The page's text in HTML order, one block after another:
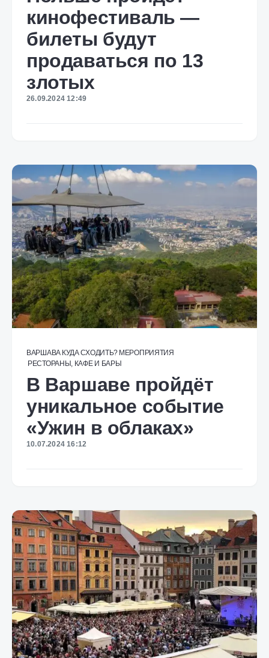
кинофестиваль —
билеты будут
продаваться по 13
злотых
26.09.2024 12:49
ВАРШАВА КУДА СХОДИТЬ? МЕРОПРИЯТИЯ
РЕСТОРАНЫ, КАФЕ И БАРЫ
В Варшаве пройдёт
уникальное событие
«Ужин в облаках»
10.07.2024 16:12